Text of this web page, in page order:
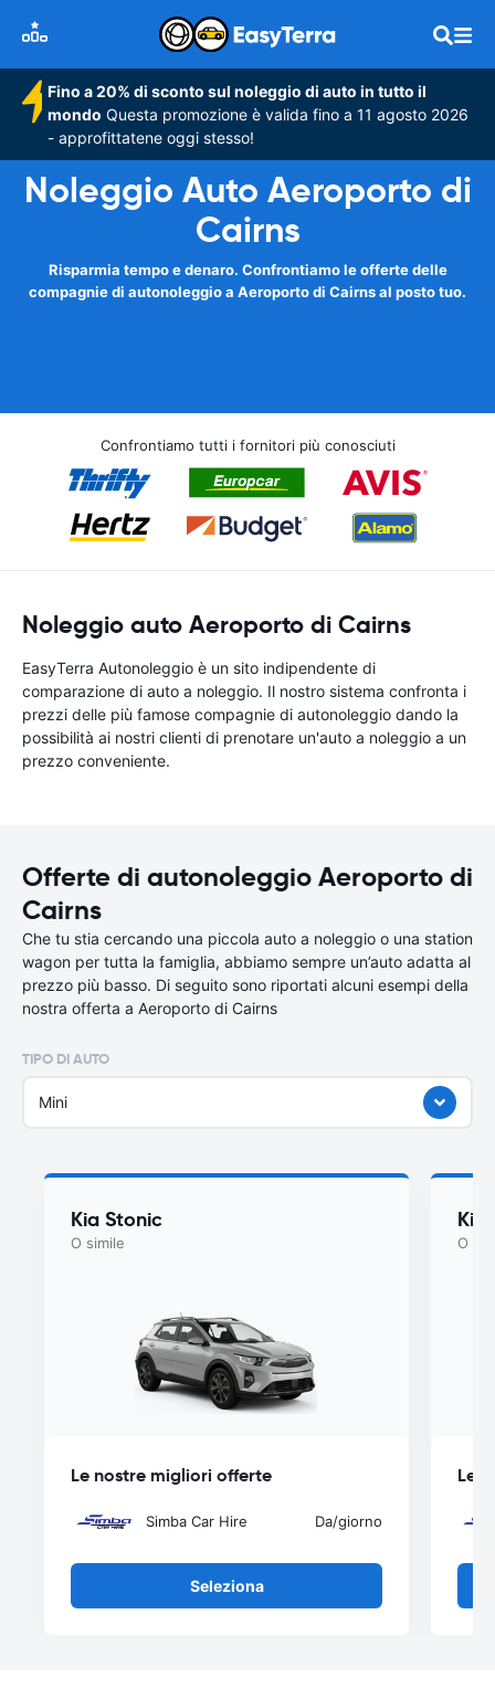
Fino a 20% di sconto sul noleggio di auto in tutto il
mondo Questa promozione è valida fino a 11 agosto 2026
- approfittatene oggi stesso!
Noleggio Auto Aeroporto di
Cairns
Risparmia tempo e denaro. Confrontiamo le offerte delle
compagnie di autonoleggio a Aeroporto di Cairns al posto tuo.
Confrontiamo tutti i fornitori più conosciuti
Noleggio auto Aeroporto di Cairns
EasyTerra Autonoleggio è un sito indipendente di
comparazione di auto a noleggio. Il nostro sistema confronta i
prezzi delle più famose compagnie di autonoleggio dando la
possibilità ai nostri clienti di prenotare un'auto a noleggio a un
prezzo conveniente.
Offerte di autonoleggio Aeroporto di
Cairns
Che tu stia cercando una piccola auto a noleggio o una station
wagon per tutta la famiglia, abbiamo sempre un’auto adatta al
prezzo più basso. Di seguito sono riportati alcuni esempi della
nostra offerta a Aeroporto di Cairns
TIPO DI AUTO
Mini
Kia Stonic
O simile
Le nostre migliori offerte
Simba Car Hire Da/giorno
Seleziona
Kia
O
Le